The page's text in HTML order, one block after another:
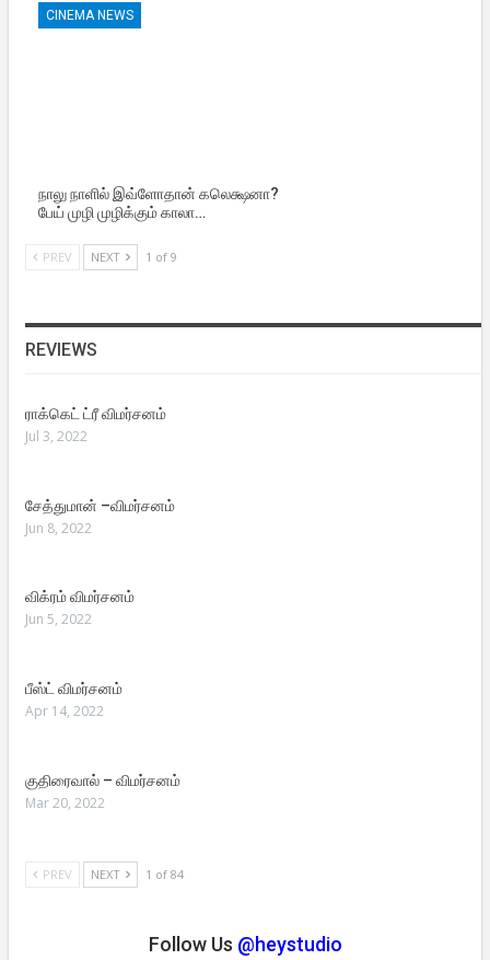
CINEMA NEWS
நாலு நாளில் இவ்ளோதான் கலெக்ஷனா?
பேய் முழி முழிக்கும் காலா…
PREV NEXT 1 of 9
REVIEWS
ராக்கெட் ட்ரீ விமர்சனம்
Jul 3, 2022
சேத்துமான் –விமர்சனம்
Jun 8, 2022
விக்ரம் விமர்சனம்
Jun 5, 2022
பீஸ்ட் விமர்சனம்
Apr 14, 2022
குதிரைவால் – விமர்சனம்
Mar 20, 2022
PREV NEXT 1 of 84
Follow Us @heystudio